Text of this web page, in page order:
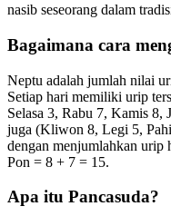
nasib seseorang dalam
Bagaimana cara
Neptu adalah jumlah nilai
Setiap hari memiliki urip
Selasa 3, Rabu 7, Kamis 8,
juga (Kliwon 8, Legi 5,
dengan menjumlahkan urip
Pon = 8 + 7 = 15.
Apa itu Pancasuda?